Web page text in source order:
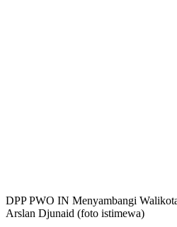
DPP PWO IN Menyambangi
Arslan Djunaid (foto istimewa)